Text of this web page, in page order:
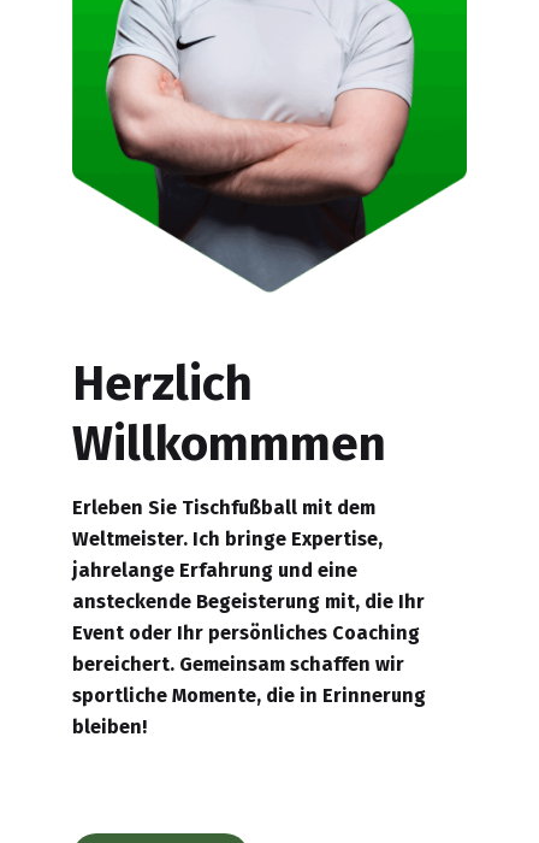
Herzlich
Willkommmen
Erleben Sie Tischfußball mit dem
Weltmeister. Ich bringe Expertise,
jahrelange Erfahrung und eine
ansteckende Begeisterung mit, die Ihr
Event oder Ihr persönliches Coaching
bereichert. Gemeinsam schaffen wir
sportliche Momente, die in Erinnerung
bleiben!